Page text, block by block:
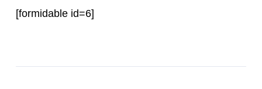
[formidable id=6]